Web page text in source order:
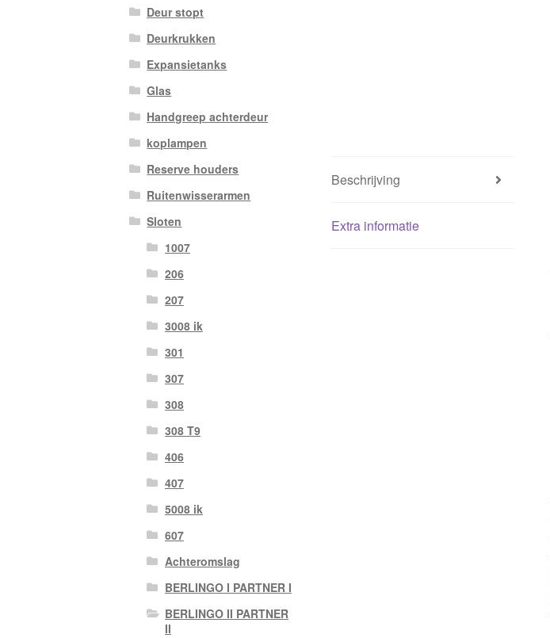
Beschrijving
Extra informatie
Deur stopt
Deurkrukken
Expansietanks
Glas
Handgreep achterdeur
koplampen
Reserve houders
Ruitenwisserarmen
Sloten
1007
206
207
3008 ik
301
307
308
308 T9
406
407
5008 ik
607
Achteromslag
BERLINGO I PARTNER I
BERLINGO II PARTNER
II